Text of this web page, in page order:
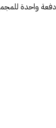
دفعة واحدة